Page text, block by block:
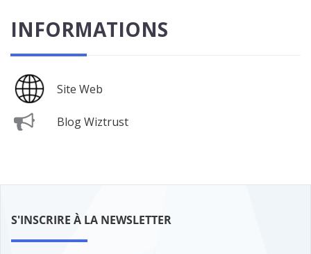
INFORMATIONS
Site Web
Blog Wiztrust
S'INSCRIRE À LA NEWSLETTER